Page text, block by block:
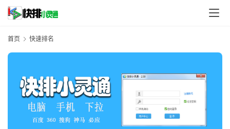
首页 快速排名